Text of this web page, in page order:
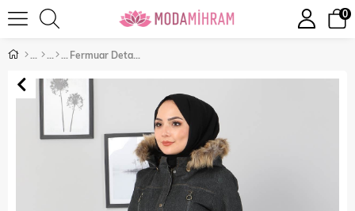
0
Fermuar Detaylı Kot Mont Füme 9735